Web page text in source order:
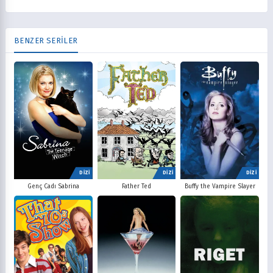
BENZER SERİLER
DİZİ
Genç Cadı Sabrina
DİZİ
Father Ted
DİZİ
Buffy the Vampire Slayer